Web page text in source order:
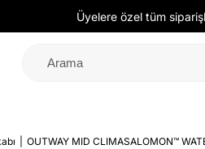
Üyelere özel tüm
OUTWAY MID CLIMASALOMON™